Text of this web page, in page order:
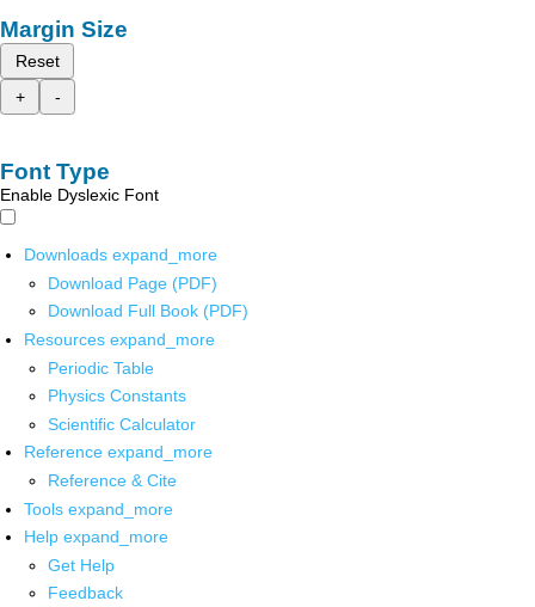
Margin Size
Reset
+
-
Font Type
Enable Dyslexic Font
Downloads expand_more
Download Page (PDF)
Download Full Book (PDF)
Resources expand_more
Periodic Table
Physics Constants
Scientific Calculator
Reference expand_more
Reference & Cite
Tools expand_more
Help expand_more
Get Help
Feedback